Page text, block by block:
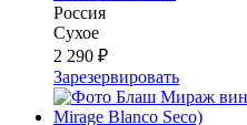
Россия
Сухое
2 290 ₽
Зарезервировать